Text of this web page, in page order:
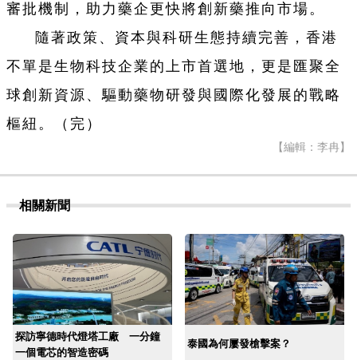
審批機制，助力藥企更快將創新藥推向市場。
隨著政策、資本與科研生態持續完善，香港
不單是生物科技企業的上市首選地，更是匯聚全
球創新資源、驅動藥物研發與國際化發展的戰略
樞紐。（完）
【編輯：李冉】
相關新聞
探訪寧德時代燈塔工廠 一分鐘
一個電芯的智造密碼
泰國為何屢發槍擊案？